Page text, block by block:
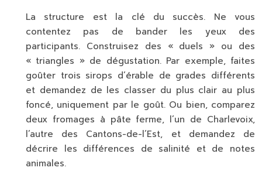
La structure est la clé du succès. Ne vous
contentez pas de bander les yeux des
participants. Construisez des « duels » ou des
« triangles » de dégustation. Par exemple, faites
goûter trois sirops d’érable de grades différents
et demandez de les classer du plus clair au plus
foncé, uniquement par le goût. Ou bien, comparez
deux fromages à pâte ferme, l’un de Charlevoix,
l’autre des Cantons-de-l’Est, et demandez de
décrire les différences de salinité et de notes
animales.